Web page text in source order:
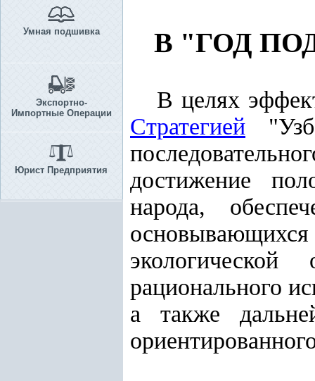
Умная подшивка
Экспортно-
Импортные Операции
Юрист Предприятия
В "ГОД
В целях
Стратегией
достижение
народа,
рационального
а также